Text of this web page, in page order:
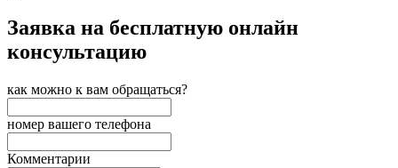
Заявка на бесплатную онлайн
консультацию
как можно к вам обращаться?
номер вашего телефона
Комментарии